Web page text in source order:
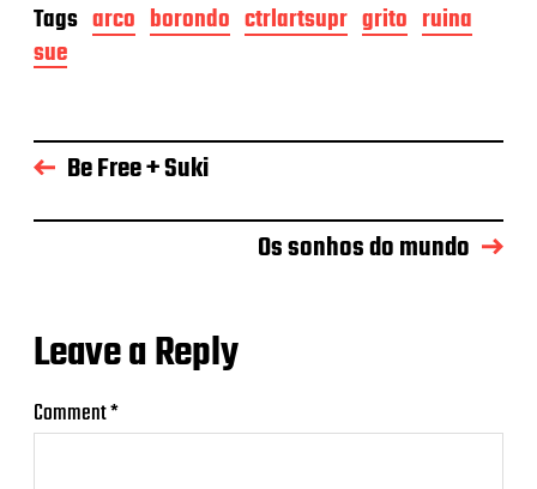
Tags arco borondo ctrlartsupr grito ruina
sue
Be Free + Suki
Os sonhos do mundo
Leave a Reply
Comment*